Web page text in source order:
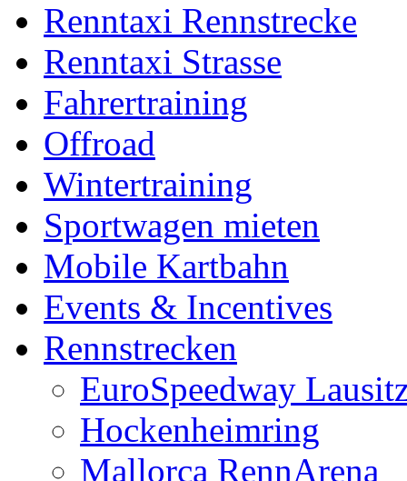
Renntaxi Rennstrecke
Renntaxi Strasse
Fahrertraining
Offroad
Wintertraining
Sportwagen mieten
Mobile Kartbahn
Events & Incentives
Rennstrecken
EuroSpeedway
Hockenheimring
Mallorca RennArena